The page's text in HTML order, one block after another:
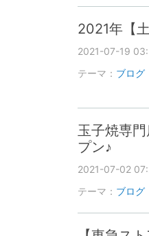
2021年【
2021-07-19
テーマ： ブログ
玉子焼専
プン♪
2021-07-02
テーマ： ブログ